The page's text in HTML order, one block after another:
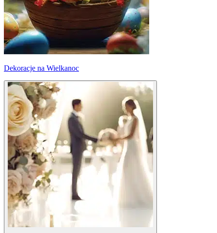
Dekoracje na Wielkanoc